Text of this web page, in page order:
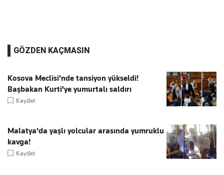
GÖZDEN KAÇMASIN
Kosova Meclisi'nde tansiyon yükseldi!
Başbakan Kurti'ye yumurtalı saldırı
Kaydet
Malatya'da yaşlı yolcular arasında yumruklu
kavga!
Kaydet